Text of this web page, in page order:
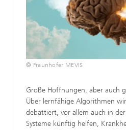
© Fraunhofer MEVIS
Große Hoffnungen, aber auch
Über lernfähige Algorithmen
debattiert, vor allem auch in
Systeme künftig helfen,